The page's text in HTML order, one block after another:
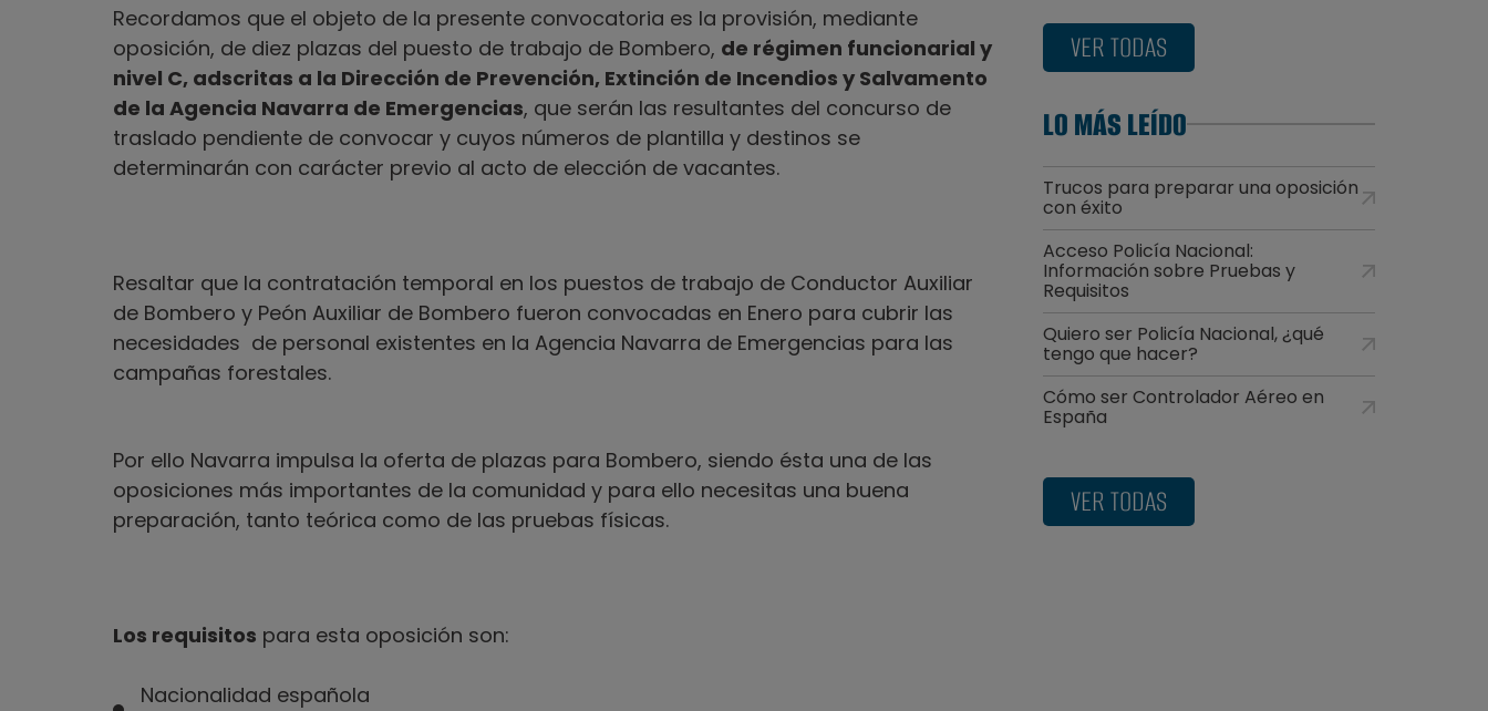
Recordamos que el objeto de la presente convocatoria es la provisión, mediante
oposición, de diez plazas del puesto de trabajo de Bombero, de régimen funcionarial y
nivel C, adscritas a la Dirección de Prevención, Extinción de Incendios y Salvamento
de la Agencia Navarra de Emergencias, que serán las resultantes del concurso de
traslado pendiente de convocar y cuyos números de plantilla y destinos se
determinarán con carácter previo al acto de elección de vacantes.
Resaltar que la contratación temporal en los puestos de trabajo de Conductor Auxiliar
de Bombero y Peón Auxiliar de Bombero fueron convocadas en Enero para cubrir las
necesidades de personal existentes en la Agencia Navarra de Emergencias para las
campañas forestales.
Por ello Navarra impulsa la oferta de plazas para Bombero, siendo ésta una de las
oposiciones más importantes de la comunidad y para ello necesitas una buena
preparación, tanto teórica como de las pruebas físicas.
Los requisitos para esta oposición son:
Nacionalidad española
VER TODAS
LO MÁS LEÍDO
Trucos para preparar una oposición
con éxito
Acceso Policía Nacional:
Información sobre Pruebas y
Requisitos
Quiero ser Policía Nacional, ¿qué
tengo que hacer?
Cómo ser Controlador Aéreo en
España
VER TODAS